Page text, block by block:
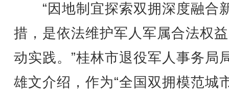
“因地制宜探索双拥深度融合
措，是依法维护军人军属合法权
动实践。”桂林市退役军人事务局
雄文介绍，作为“全国双拥模范城